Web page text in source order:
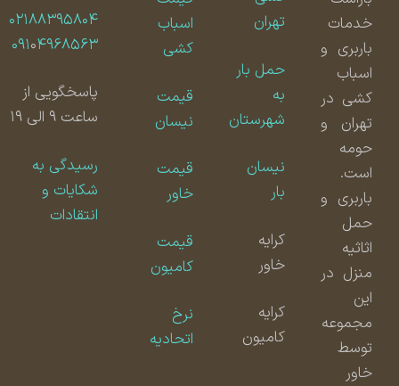
خدمات
باربری و
اسباب
کشی در
تهران و
حومه
است.
باربری و
حمل
اثاثیه
منزل در
مجموعه
توسط
تهران
حمل بار
شهرستان
نیسان
کامیون
اسباب
کشی
قیمت
نیسان
قیمت
قیمت
کامیون
اتحادیه
۰۲۱۸۸۳۹۵۸۰۴
۰۹۱۰۴۹۶۸۵۶۳
پاسخگویی از
ساعت ۹ الی ۱۹
رسیدگی به
شکایات و
انتقادات